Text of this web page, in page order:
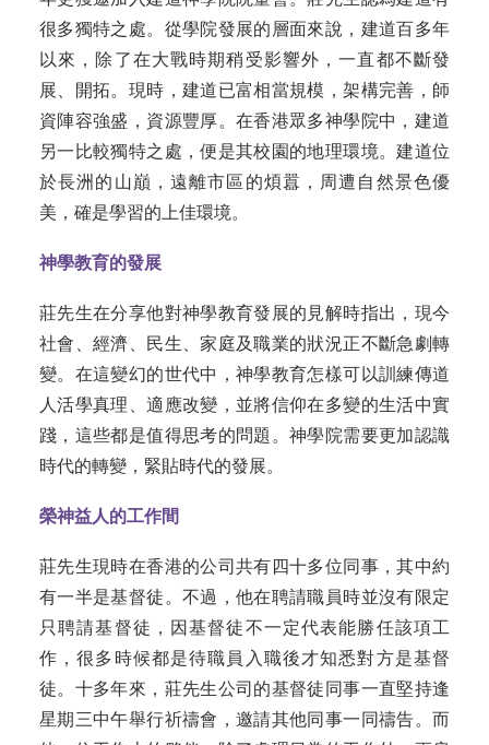
很多獨特之處。從學院發展的層面來說，建道百多年
以來，除了在大戰時期稍受影響外，一直都不斷發
展、開拓。現時，建道已富相當規模，架構完善，師
資陣容強盛，資源豐厚。在香港眾多神學院中，建道
另一比較獨特之處，便是其校園的地理環境。建道位
於長洲的山巔，遠離市區的煩囂，周遭自然景色優
美，確是學習的上佳環境。
神學教育的發展
莊先生在分享他對神學教育發展的見解時指出，現今
社會、經濟、民生、家庭及職業的狀況正不斷急劇轉
變。在這變幻的世代中，神學教育怎樣可以訓練傳道
人活學真理、適應改變，並將信仰在多變的生活中實
踐，這些都是值得思考的問題。神學院需要更加認識
時代的轉變，緊貼時代的發展。
榮神益人的工作間
莊先生現時在香港的公司共有四十多位同事，其中約
有一半是基督徒。不過，他在聘請職員時並沒有限定
只聘請基督徒，因基督徒不一定代表能勝任該項工
作，很多時候都是待職員入職後才知悉對方是基督
徒。十多年來，莊先生公司的基督徒同事一直堅持逢
星期三中午舉行祈禱會，邀請其他同事一同禱告。而